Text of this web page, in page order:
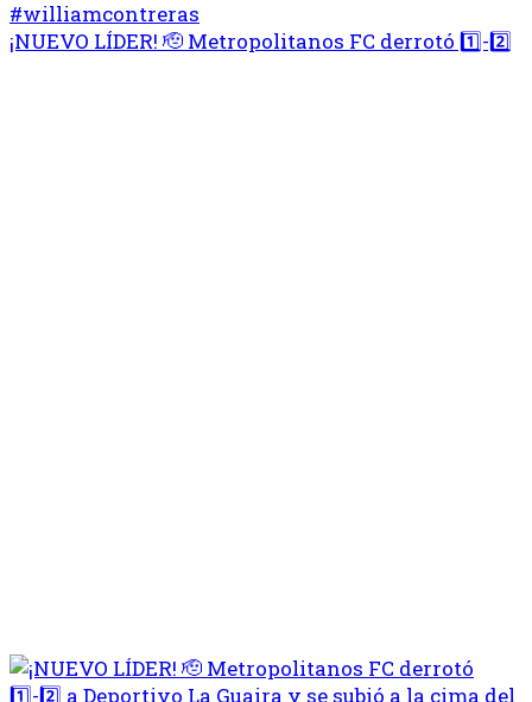
¡NUEVO LÍDER! 🫡 Metropolitanos FC derrotó 1️⃣-2️⃣